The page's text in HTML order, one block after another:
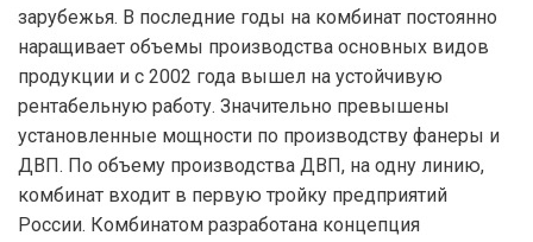
зарубежья. В последние годы на комбинат постоянно
наращивает объемы производства основных видов
продукции и с 2002 года вышел на устойчивую
рентабельную работу. Значительно превышены
установленные мощности по производству фанеры и
ДВП. По объему производства ДВП, на одну линию,
комбинат входит в первую тройку предприятий
России. Комбинатом разработана концепция